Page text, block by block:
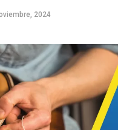
2024